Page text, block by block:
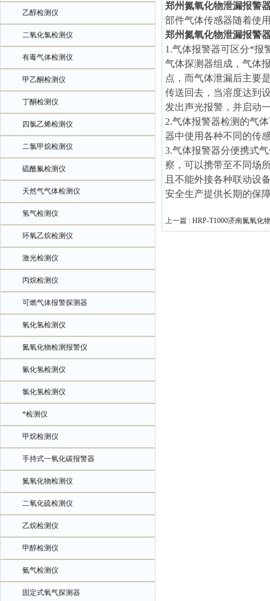
乙醇检测仪
二氧化氯检测仪
有毒气体检测仪
甲乙酮检测仪
丁酮检测仪
四氯乙烯检测仪
二氯甲烷检测仪
硫酰氟检测仪
天然气气体检测仪
氢气检测仪
环氧乙烷检测仪
激光检测仪
丙烷检测仪
可燃气体报警探测器
氧化氢检测仪
氮氧化物检测报警仪
氰化氢检测仪
氯化氢检测仪
*检测仪
甲烷检测仪
手持式一氧化碳报警器
氮氧化物检测仪
二氧化硫检测仪
乙烷检测仪
甲醇检测仪
氨气检测仪
固定式氧气探测器
郑州氮氧化物泄漏报警
部件气体传感器随着使
郑州氮氧化物泄漏报警
1.气体报警器可区分*报
气体探测器组成，气体
点，而气体泄漏后主要
传送回去，当溶度达到
发出声光报警，并启动
2.气体报警器检测的气
器中使用各种不同的传
3.气体报警器分便携式
察，可以携带至不同场
且不能外接各种联动设
安全生产提供长期的保
上一篇 : HRP-T1000济南氮氧化